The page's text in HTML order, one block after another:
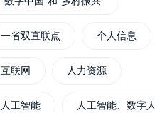
一省双直联点 个人信息
互联网 人力资源
人工智能 人工智能、数字人